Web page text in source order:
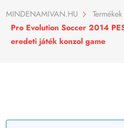
MINDENAMIVAN.HU
Termékek
Pro Evolution Soccer 2014
eredeti játék konzol game